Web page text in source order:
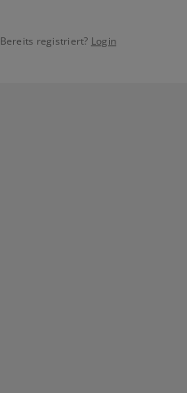
Bereits registriert? Login